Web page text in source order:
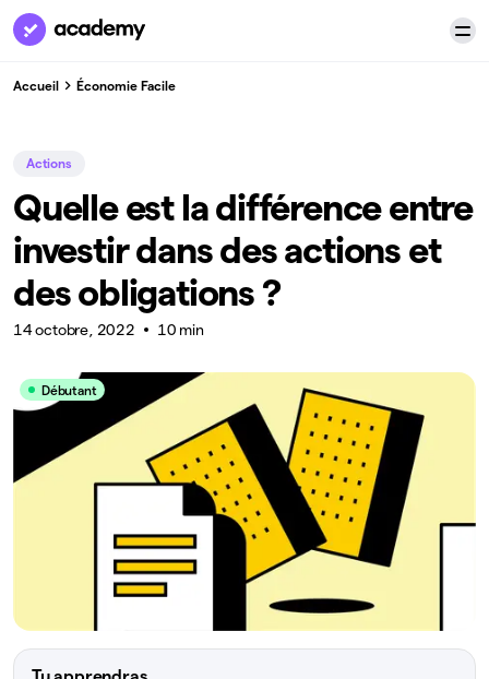
Accueil Économie Facile
Actions
Quelle est la différence entre
investir dans des actions et
des obligations ?
14 octobre, 2022 10 min
Débutant